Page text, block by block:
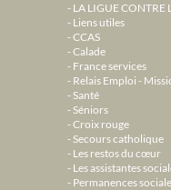
LA LIGUE CONTRE
Liens utiles
CCAS
Calade
France services
Relais Emploi -
Santé
Séniors
Croix rouge
Secours catholique
Les restos du cœur
Les assistantes
Permanences